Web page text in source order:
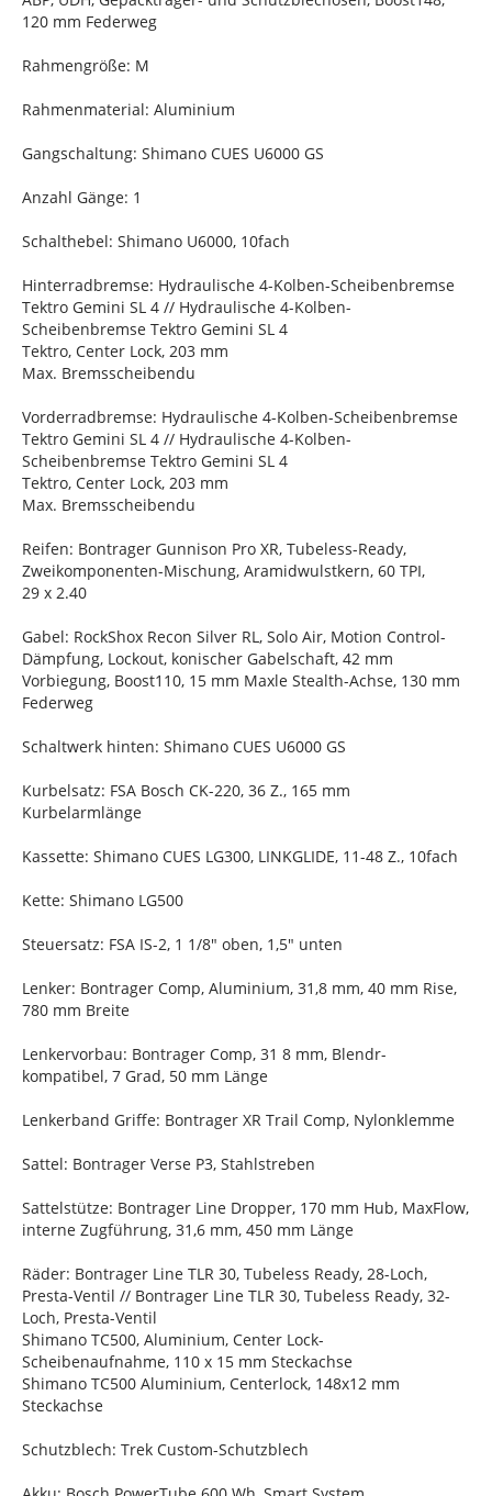
120 mm Federweg
Rahmengröße: M
Rahmenmaterial: Aluminium
Gangschaltung: Shimano CUES U6000 GS
Anzahl Gänge: 1
Schalthebel: Shimano U6000, 10fach
Hinterradbremse: Hydraulische 4-Kolben-Scheibenbremse
Tektro Gemini SL 4 // Hydraulische 4-Kolben-
Scheibenbremse Tektro Gemini SL 4
Tektro, Center Lock, 203 mm
Max. Bremsscheibendu
Vorderradbremse: Hydraulische 4-Kolben-Scheibenbremse
Tektro Gemini SL 4 // Hydraulische 4-Kolben-
Scheibenbremse Tektro Gemini SL 4
Tektro, Center Lock, 203 mm
Max. Bremsscheibendu
Reifen: Bontrager Gunnison Pro XR, Tubeless-Ready,
Zweikomponenten-Mischung, Aramidwulstkern, 60 TPI,
29 x 2.40
Gabel: RockShox Recon Silver RL, Solo Air, Motion Control-
Dämpfung, Lockout, konischer Gabelschaft, 42 mm
Vorbiegung, Boost110, 15 mm Maxle Stealth-Achse, 130 mm
Federweg
Schaltwerk hinten: Shimano CUES U6000 GS
Kurbelsatz: FSA Bosch CK-220, 36 Z., 165 mm
Kurbelarmlänge
Kassette: Shimano CUES LG300, LINKGLIDE, 11-48 Z., 10fach
Kette: Shimano LG500
Steuersatz: FSA IS-2, 1 1/8" oben, 1,5" unten
Lenker: Bontrager Comp, Aluminium, 31,8 mm, 40 mm Rise,
780 mm Breite
Lenkervorbau: Bontrager Comp, 31 8 mm, Blendr-
kompatibel, 7 Grad, 50 mm Länge
Lenkerband Griffe: Bontrager XR Trail Comp, Nylonklemme
Sattel: Bontrager Verse P3, Stahlstreben
Sattelstütze: Bontrager Line Dropper, 170 mm Hub, MaxFlow,
interne Zugführung, 31,6 mm, 450 mm Länge
Räder: Bontrager Line TLR 30, Tubeless Ready, 28-Loch,
Presta-Ventil // Bontrager Line TLR 30, Tubeless Ready, 32-
Loch, Presta-Ventil
Shimano TC500, Aluminium, Center Lock-
Scheibenaufnahme, 110 x 15 mm Steckachse
Shimano TC500 Aluminium, Centerlock, 148x12 mm
Steckachse
Schutzblech: Trek Custom-Schutzblech